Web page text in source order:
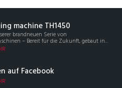
machine TH1450
brandneuen Serie von
– Bereit für die Zukunft, gebaut in...
auf Facebook